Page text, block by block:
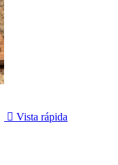
 Vista rápida